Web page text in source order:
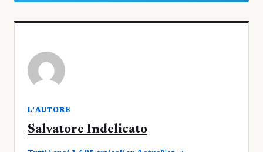
L'AUTORE
Salvatore Indelicato